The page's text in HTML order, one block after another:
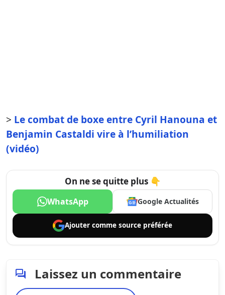
> Le combat de boxe entre Cyril Hanouna et
Benjamin Castaldi vire à l’humiliation
(vidéo)
On ne se quitte plus 👇
WhatsApp Google Actualités
Ajouter comme source préférée
Laissez un commentaire